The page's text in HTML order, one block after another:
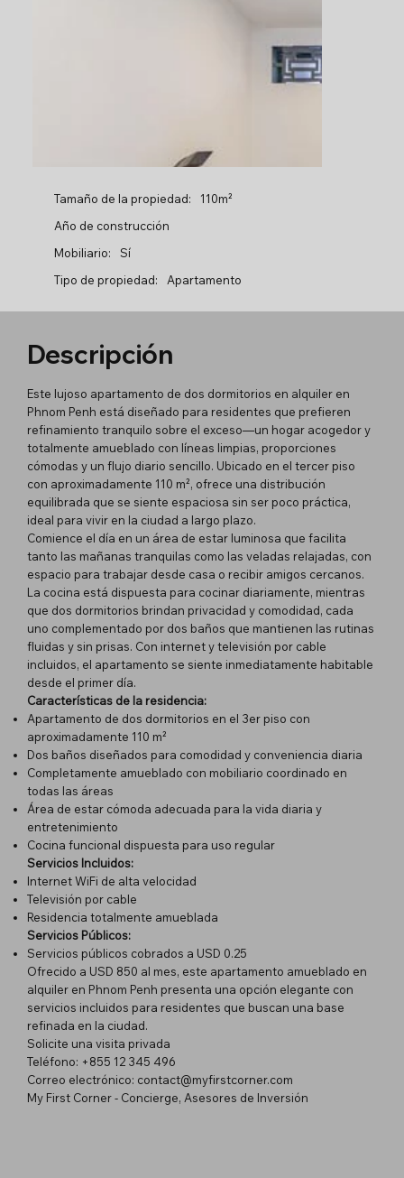
Tamaño de la propiedad:
110m²
Año de construcción
Mobiliario:
Sí
Tipo de propiedad:
Apartamento
Descripción
Este lujoso apartamento de dos dormitorios en alquiler en
Phnom Penh está diseñado para residentes que prefieren
refinamiento tranquilo sobre el exceso—un hogar acogedor y
totalmente amueblado con líneas limpias, proporciones
cómodas y un flujo diario sencillo. Ubicado en el tercer piso
con aproximadamente 110 m², ofrece una distribución
equilibrada que se siente espaciosa sin ser poco práctica,
ideal para vivir en la ciudad a largo plazo.
Comience el día en un área de estar luminosa que facilita
tanto las mañanas tranquilas como las veladas relajadas, con
espacio para trabajar desde casa o recibir amigos cercanos.
La cocina está dispuesta para cocinar diariamente, mientras
que dos dormitorios brindan privacidad y comodidad, cada
uno complementado por dos baños que mantienen las rutinas
fluidas y sin prisas. Con internet y televisión por cable
incluidos, el apartamento se siente inmediatamente habitable
desde el primer día.
Características de la residencia:
Apartamento de dos dormitorios en el 3er piso con
aproximadamente 110 m²
Dos baños diseñados para comodidad y conveniencia diaria
Completamente amueblado con mobiliario coordinado en
todas las áreas
Área de estar cómoda adecuada para la vida diaria y
entretenimiento
Cocina funcional dispuesta para uso regular
Servicios Incluidos:
Internet WiFi de alta velocidad
Televisión por cable
Residencia totalmente amueblada
Servicios Públicos:
Servicios públicos cobrados a USD 0.25
Ofrecido a USD 850 al mes, este apartamento amueblado en
alquiler en Phnom Penh presenta una opción elegante con
servicios incluidos para residentes que buscan una base
refinada en la ciudad.
Solicite una visita privada
Teléfono: +855 12 345 496
Correo electrónico: contact@myfirstcorner.com
My First Corner - Concierge, Asesores de Inversión